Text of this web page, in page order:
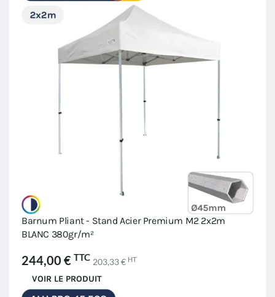
Barnum Pliant - Stand Acier Premium M2 2x2m
BLANC 380gr/m²
244,00 € TTC 203,33 € HT
VOIR LE PRODUIT